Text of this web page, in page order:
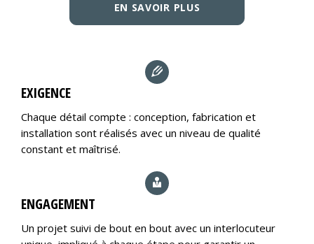
EN SAVOIR PLUS
EXIGENCE
Chaque détail compte : conception, fabrication et
installation sont réalisés avec un niveau de qualité
constant et maîtrisé.
ENGAGEMENT
Un projet suivi de bout en bout avec un interlocuteur